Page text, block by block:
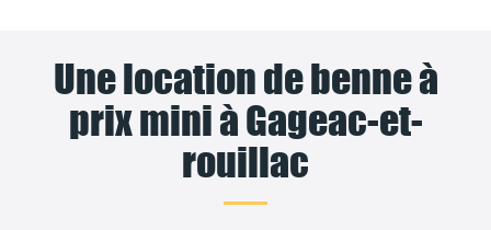
Une location de benne à
prix mini à Gageac-et-
rouillac